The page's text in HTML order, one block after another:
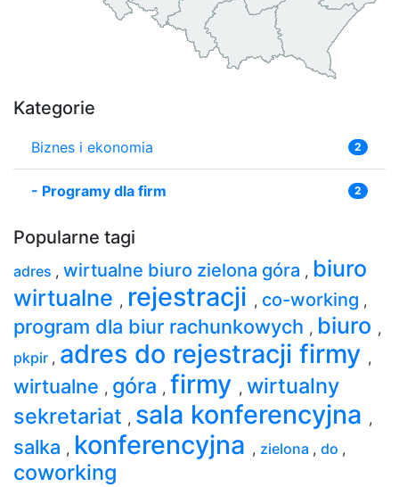
Kategorie
Biznes i ekonomia 2
- Programy dla firm 2
Popularne tagi
adres , wirtualne biuro zielona góra , biuro
wirtualne , rejestracji , co-working ,
program dla biur rachunkowych , biuro ,
pkpir , adres do rejestracji firmy ,
wirtualne , góra , firmy , wirtualny
sekretariat , sala konferencyjna ,
salka , konferencyjna , zielona , do ,
coworking